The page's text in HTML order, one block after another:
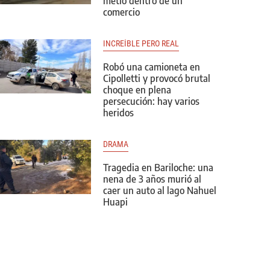
comercio
INCREÍBLE PERO REAL
Robó una camioneta en
Cipolletti y provocó brutal
choque en plena
persecución: hay varios
heridos
DRAMA
Tragedia en Bariloche: una
nena de 3 años murió al
caer un auto al lago Nahuel
Huapi